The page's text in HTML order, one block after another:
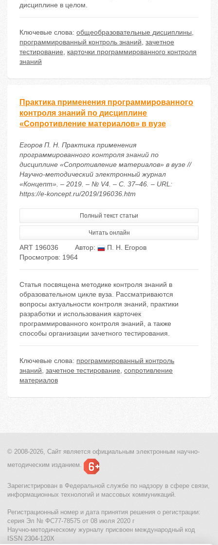
дисциплине в целом.
Ключевые слова: общеобразовательные дисциплины,
программированный контроль знаний, зачетное
тестирование, карточки программированного контроля
знаний
Практика применения программированного
контроля знаний по дисциплине
«Сопротивление материалов» в вузе
Егоров П. Н. Практика применения
программированного контроля знаний по
дисциплине «Сопротивление материалов» в вузе //
Научно-методический электронный журнал
«Концепт». – 2019. – № V4. – С. 37–46. – URL:
https://e-koncept.ru/2019/196036.htm
Полный текст статьи
Читать онлайн
ART 196036 Автор:
П. Н. Егоров
Просмотров: 1964
Статья посвящена методике контроля знаний в
образовательном цикле вуза. Рассматриваются
вопросы актуальности контроля знаний, практики
разработки и использования карточек
программированного контроля знаний, а также
способы организации зачетного тестирования.
Ключевые слова: программированный контроль
знаний, зачетное тестирование, сопротивление
материалов
© 2008-2026, Сайт является официальным электронным научно-
методическим изданием.
Зарегистрирован в Федеральной службе по надзору в сфере связи,
информационных технологий и массовых коммуникаций.
Регистрационный номер и дата принятия решения о регистрации:
серия Эл № ФС77-78575 от 08 июля 2020 г
Научно-методическому журналу присвоен международный код
ISSN 2304-120X